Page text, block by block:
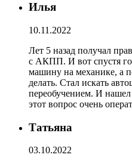
Илья
10.11.2022
Лет 5 назад получал
с АКПП. И вот спустя
машину на механике, а
делать. Стал искать
переобучением. И
этот вопрос очень
Татьяна
03.10.2022